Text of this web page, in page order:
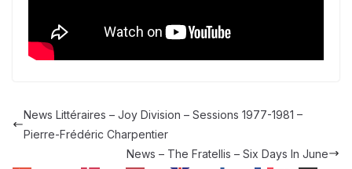
News Littéraires – Joy Division – Sessions 1977-1981 –
Pierre-Frédéric Charpentier
News – The Fratellis – Six Days In June